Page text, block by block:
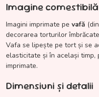
Imagine
Imagini imprimate pe vafă
decorarea torturilor
Vafa se lipește pe tort și se
elasticitate și în același
imprimate.
Dimensiuni și detalii